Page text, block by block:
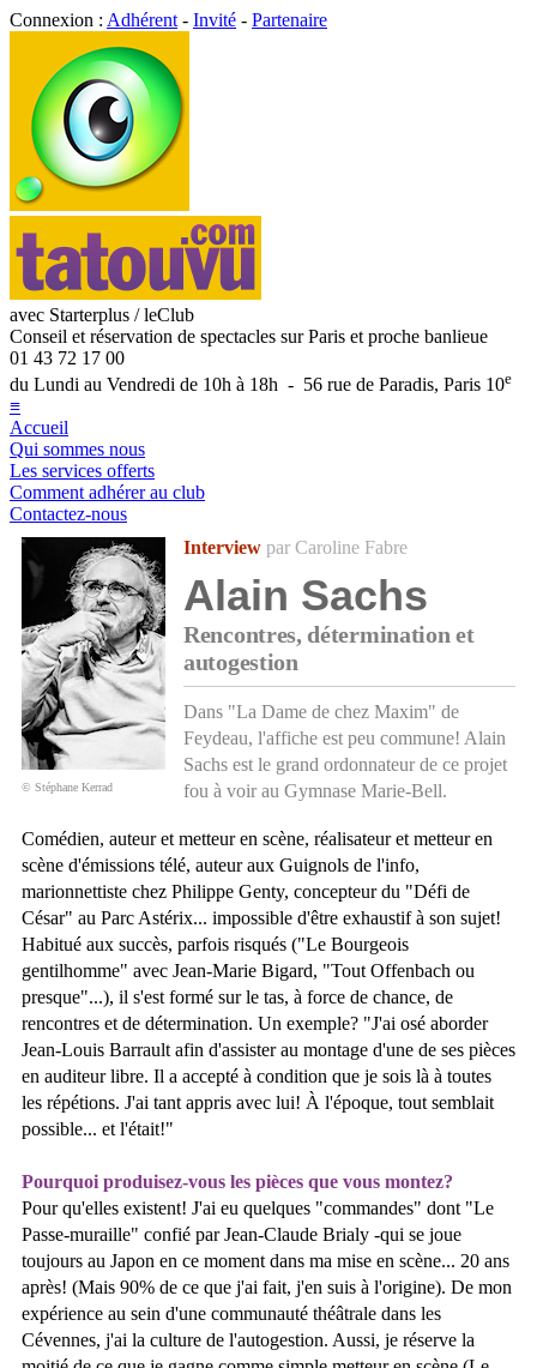
Connexion : Adhérent - Invité - Partenaire
avec Starterplus / leClub
Conseil et réservation de spectacles sur Paris et proche banlieue
01 43 72 17 00
du Lundi au Vendredi de 10h à 18h - 56 rue de Paradis, Paris 10e
≡
Accueil
Qui sommes nous
Les services offerts
Comment adhérer au club
Contactez-nous
© Stéphane Kerrad
Interview par Caroline Fabre
Alain Sachs
Rencontres, détermination et
autogestion
Dans "La Dame de chez Maxim" de
Feydeau, l'affiche est peu commune! Alain
Sachs est le grand ordonnateur de ce projet
fou à voir au Gymnase Marie-Bell.
Comédien, auteur et metteur en scène, réalisateur et metteur en
scène d'émissions télé, auteur aux Guignols de l'info,
marionnettiste chez Philippe Genty, concepteur du "Défi de
César" au Parc Astérix... impossible d'être exhaustif à son sujet!
Habitué aux succès, parfois risqués ("Le Bourgeois
gentilhomme" avec Jean-Marie Bigard, "Tout Offenbach ou
presque"...), il s'est formé sur le tas, à force de chance, de
rencontres et de détermination. Un exemple? "J'ai osé aborder
Jean-Louis Barrault afin d'assister au montage d'une de ses pièces
en auditeur libre. Il a accepté à condition que je sois là à toutes
les répétions. J'ai tant appris avec lui! À l'époque, tout semblait
possible... et l'était!"
Pourquoi produisez-vous les pièces que vous montez?
Pour qu'elles existent! J'ai eu quelques "commandes" dont "Le
Passe-muraille" confié par Jean-Claude Brialy -qui se joue
toujours au Japon en ce moment dans ma mise en scène... 20 ans
après! (Mais 90% de ce que j'ai fait, j'en suis à l'origine). De mon
expérience au sein d'une communauté théâtrale dans les
Cévennes, j'ai la culture de l'autogestion. Aussi, je réserve la